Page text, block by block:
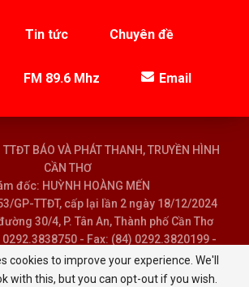
Tin tức Chuyên đề
FM 89.6 Mhz Email
BÁO VÀ PHÁT THANH, TRUYỀN HÌNH
CẦN THƠ
đốc: HUỲNH HOÀNG MẾN
GP-TTĐT, cấp lại lần 2 ngày 18/12/2024
30/4, P. Tân An, Thành phố Cần Thơ
- Fax: (84) 0292.3820199 -
: baoptth@cantho.gov.vn
cookies to improve your experience. We'll
with this, but you can opt-out if you wish.